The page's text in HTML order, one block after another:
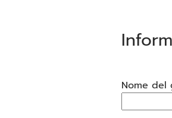
Nome del